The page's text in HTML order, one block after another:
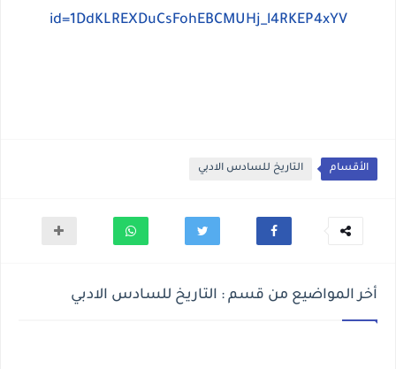
id=1DdKLREXDuCsFohEBCMUHj_l4RKEP4xYV
الأقسام التاريخ للسادس الادبي
أخر المواضيع من قسم : التاريخ للسادس الادبي